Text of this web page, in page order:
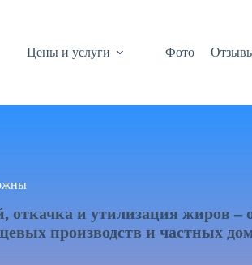
Цены и услуги Фото
откачка и утилизация жиров –
производств и частных